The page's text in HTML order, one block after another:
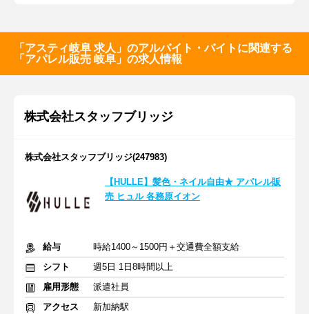
「アスティ岐阜 求人」のアルバイト・バイトに関連する
「アパレル販売 岐阜」の求人情報
株式会社スタッフブリッジ
株式会社スタッフブリッジ(247983)
【HULLE】髪色・ネイル自由★ アパレル販
売 ヒュル 各務原イオン
給与
時給1400～1500円＋交通費全額支給
シフト
週5日 1日8時間以上
雇用形態
派遣社員
アクセス
新加納駅